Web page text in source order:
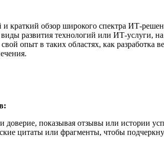
и краткий обзор широкого спектра ИТ-
развития технологий или ИТ-услуги,
опыт в таких областях, как
доверие, показывая отзывы или истории
цитаты или фрагменты, чтобы